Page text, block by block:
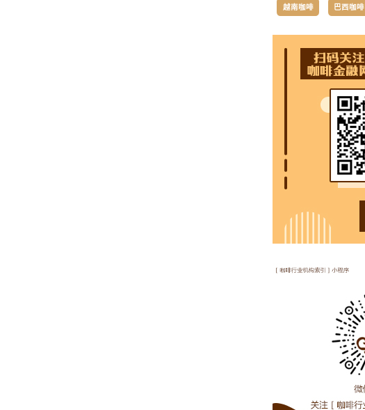
越南咖啡 巴西咖啡